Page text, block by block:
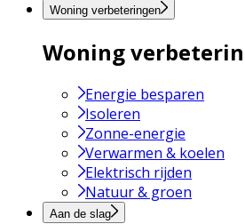
Woning verbeteringen
Woning
Energie besparen
Isoleren
Zonne-energie
Verwarmen & koelen
Elektrisch rijden
Natuur & groen
Aan de slag